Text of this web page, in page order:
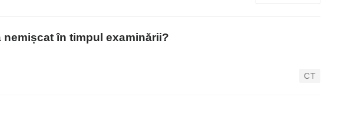
în timpul examinării?
CT